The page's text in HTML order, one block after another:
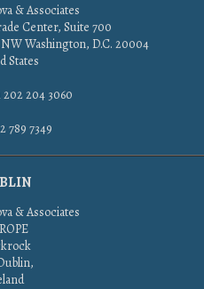
& Associates
Center, Suite 700
Washington, D.C. 20004
States
202 204 3060
789 7349
& Associates